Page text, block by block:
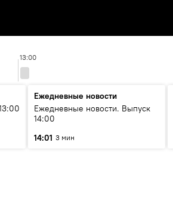
13:00
Ежедневные новости
Ежедневные новости. Выпуск
14:00
14:01 3 мин